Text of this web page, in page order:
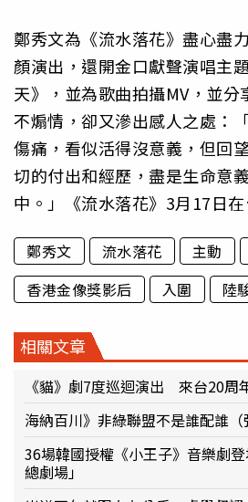
鄭秀文為《流水落花》盡心盡
顏演出，還開金口獻聲演唱主
天》，並為歌曲拍攝MV，並分
不煽情，卻又滲出感人之處：
傷痛，看似活得沒意義，但回
切的付出和經歷，盡是生命意
中。」《流水落花》3月17日在
鄭秀文 流水落花 主動
香港金像獎影后
入圍 陸
相關文章
《貓》劇7度巡迴演出 來台20周
海納百川》非綠聯盟不是誰配誰（
36場韓國授權《小王子》音樂劇
總劇場」